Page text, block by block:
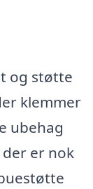
og støtte
klemmer
ubehag
er nok